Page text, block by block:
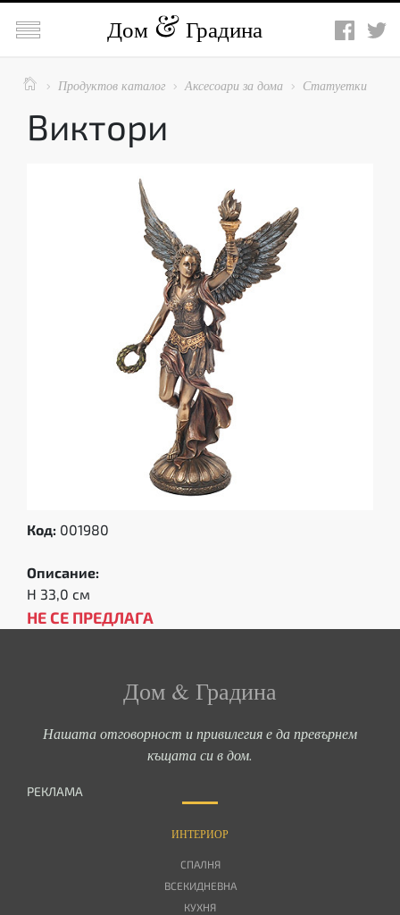
 Дом Градина
  Продуктов каталог  Аксесоари за дома  Статуетки
Виктори
Код: 001980
Описание:
Н 33,0 см
НЕ СЕ ПРЕДЛАГА
Дом & Градина
Нашата отговорност и привилегия е да превърнем
къщата си в дом.
РЕКЛАМА
ИНТЕРИОР
СПАЛНЯ
ВСЕКИДНЕВНА
КУХНЯ